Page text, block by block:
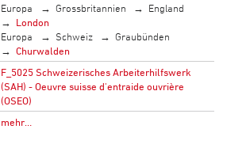
Europa Grossbritannien
England
London
Europa
Schweiz
Graubünden
Churwalden
F_5025 Schweizerisches Arbeiterhilfswerk
(SAH) - Oeuvre suisse d'entraide ouvrière
(OSEO)
mehr…